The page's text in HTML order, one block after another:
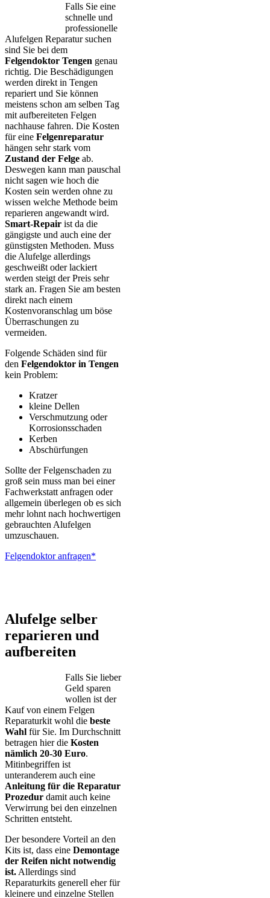
Falls Sie eine
schnelle und
professionelle
Alufelgen Reparatur suchen
sind Sie bei dem
Felgendoktor Tengen genau
richtig. Die Beschädigungen
werden direkt in Tengen
repariert und Sie können
meistens schon am selben Tag
mit aufbereiteten Felgen
nachhause fahren. Die Kosten
für eine Felgenreparatur
hängen sehr stark vom
Zustand der Felge ab.
Deswegen kann man pauschal
nicht sagen wie hoch die
Kosten sein werden ohne zu
wissen welche Methode beim
reparieren angewandt wird.
Smart-Repair ist da die
gängigste und auch eine der
günstigsten Methoden. Muss
die Alufelge allerdings
geschweißt oder lackiert
werden steigt der Preis sehr
stark an. Fragen Sie am besten
direkt nach einem
Kostenvoranschlag um böse
Überraschungen zu
vermeiden.
Folgende Schäden sind für
den Felgendoktor in Tengen
kein Problem:
Kratzer
kleine Dellen
Verschmutzung oder
Korrosionsschaden
Kerben
Abschürfungen
Sollte der Felgenschaden zu
groß sein muss man bei einer
Fachwerkstatt anfragen oder
allgemein überlegen ob es sich
mehr lohnt nach hochwertigen
gebrauchten Alufelgen
umzuschauen.
Felgendoktor anfragen*
Alufelge selber
reparieren und
aufbereiten
Falls Sie lieber
Geld sparen
wollen ist der
Kauf von einem Felgen
Reparaturkit wohl die beste
Wahl für Sie. Im Durchschnitt
betragen hier die Kosten
nämlich 20-30 Euro.
Mitinbegriffen ist
unteranderem auch eine
Anleitung für die Reparatur
Prozedur damit auch keine
Verwirrung bei den einzelnen
Schritten entsteht.
Der besondere Vorteil an den
Kits ist, dass eine Demontage
der Reifen nicht notwendig
ist. Allerdings sind
Reparaturkits generell eher für
kleinere und einzelne Stellen